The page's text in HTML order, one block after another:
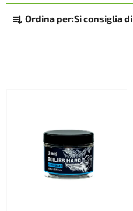
O
d
Ordina per:Si consiglia di